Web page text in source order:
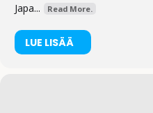
Japa... Read More.
LUE LISÄÄ